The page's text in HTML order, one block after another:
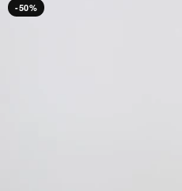
-50%